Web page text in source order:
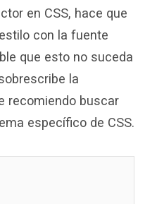
en CSS, hace que
con la fuente
que esto no suceda
la
recomiendo buscar
específico de CSS.